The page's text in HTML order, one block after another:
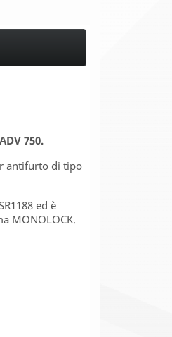
750.
antifurto di tipo
ed è
MONOLOCK.